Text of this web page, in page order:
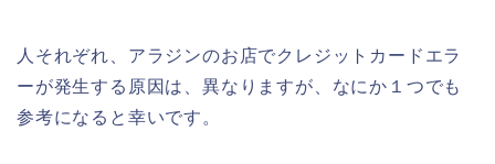
人それぞれ、アラジンのお店でクレジットカードエラ
ーが発生する原因は、異なりますが、なにか１つでも
参考になると幸いです。